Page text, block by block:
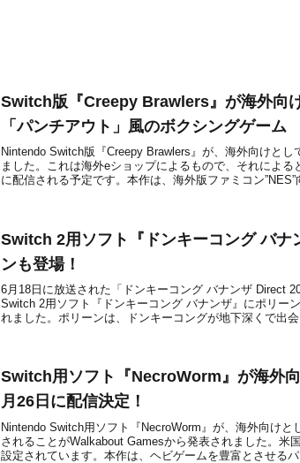
Switch版『Creepy Brawlers』が海外向
「パンチアウト」風のボクシングゲーム
Nintendo Switch版『Creepy Brawlers』が、海外向けとし
ました。これは海外eショップによるもので、それによる
に配信される予定です。本作は、海外版ファミコン”NES”
Switch 2用ソフト『ドンキーコング バナ
ンも登場！
6月18日に放送された「ドンキーコング バナンザ Direct
Switch 2用ソフト『ドンキーコング バナンザ』にポリー
れました。ポリーンは、ドンキーコングが地下深くで出会
Switch用ソフト『NecroWorm』が海外
月26日に配信決定！
Nintendo Switch用ソフト『NecroWorm』が、海外向けと
されることがWalkabout Gamesから発表されました。米
設定されています。本作は、ヘビゲームを豊富とさせるパ